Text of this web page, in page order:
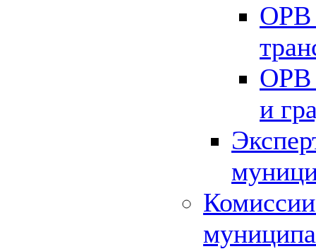
ОРВ
ОРВ
и